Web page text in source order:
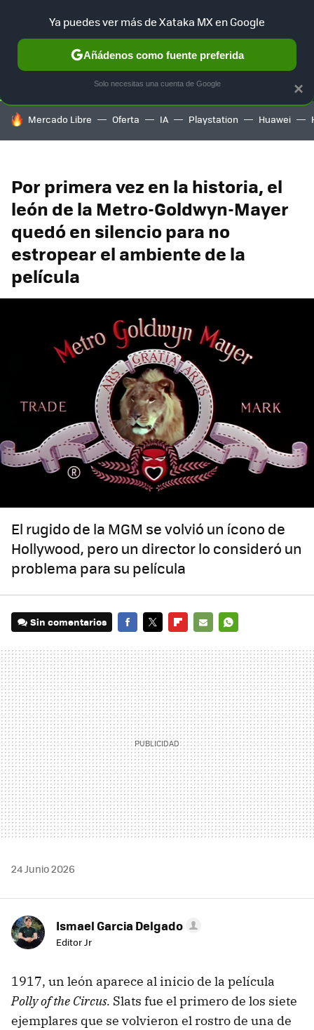
SELECCIÓN GAMING HOME AUTO TERRITORIO
HOY SE HABLA DE
Mercado Libre Oferta IA Playstation Huawei
Por primera vez en la historia, el
león de la Metro-Goldwyn-Mayer
quedó en silencio para no
estropear el ambiente de la
película
El rugido de la MGM se volvió un ícono de
Hollywood, pero un director lo consideró un
problema para su película
Sin comentarios
MAIL
24 Junio 2026
Ismael Garcia Delgado
Editor Jr
1917, un león aparece al inicio de la película
Polly of the Circus. Slats fue el primero de los siete
ejemplares que se volvieron el rostro de una de
×
Ya puedes ver más de Xataka MX en Google
Añádenos como fuente preferida
Solo necesitas una cuenta de Google